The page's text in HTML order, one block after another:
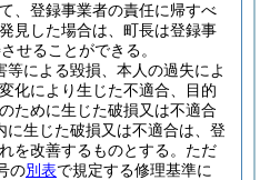
、登録事業者の責任に帰すべ
見した場合は、町長は登録事
せることができる。
による毀損、本人の過失によ
化により生じた不適合、目的
ために生じた破損又は不適合
に生じた破損又は不適合は、登
を改善するものとする。 ただ
の別表で規定する修理基準に